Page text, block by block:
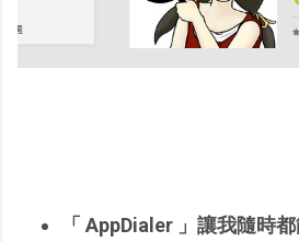
「 AppDialer 」讓我隨時